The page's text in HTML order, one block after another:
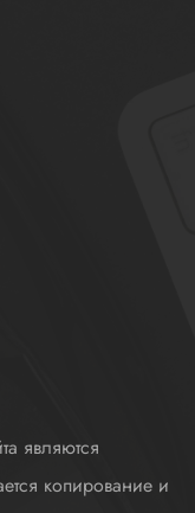
являются
копирование и